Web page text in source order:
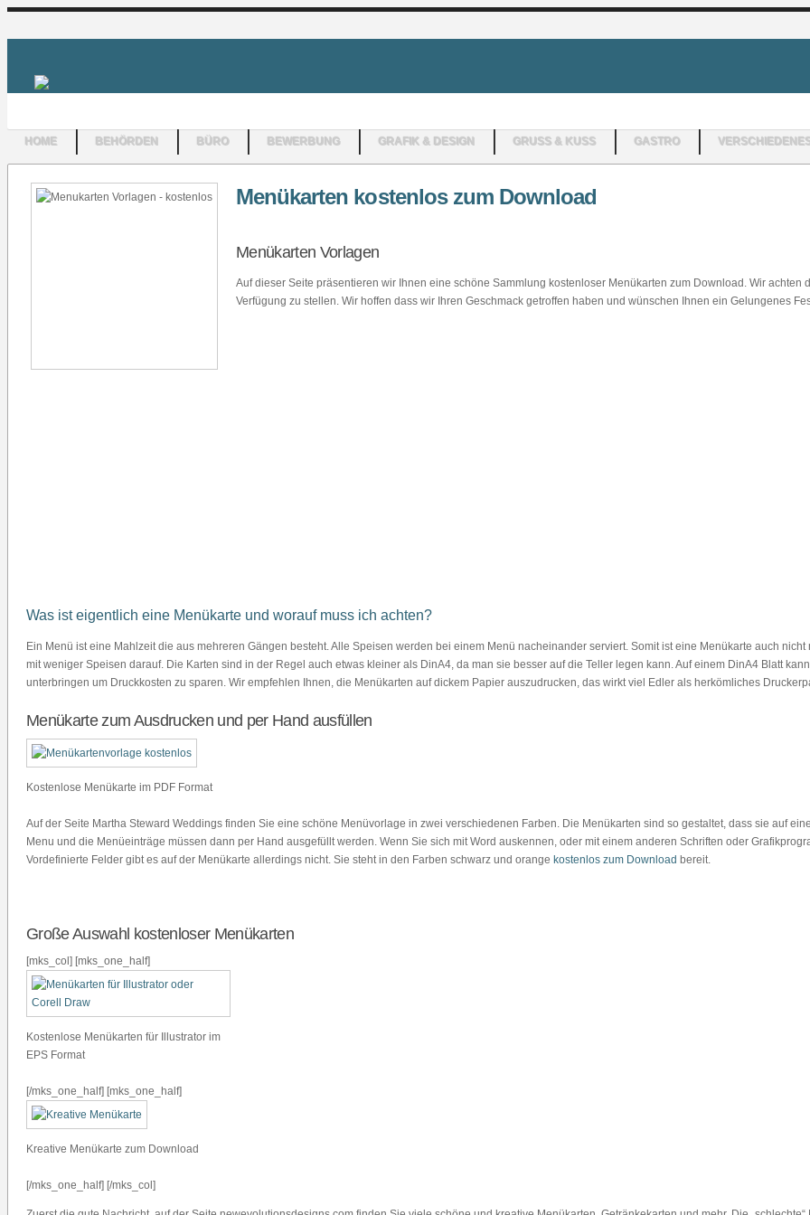
HOME BEHÖRDEN BÜRO BEWERBUNG GRAFIK & DESIGN GRUSS & KUSS GASTRO
Menükarten kostenlos zum Download
Menükarten Vorlagen
Auf dieser Seite präsentieren wir Ihnen eine schöne Sammlung kostenloser Menükarten zum Download. Wir
Verfügung zu stellen. Wir hoffen dass wir Ihren Geschmack getroffen haben und wünschen Ihnen ein Gelungenes
Was ist eigentlich eine Menükarte und worauf muss ich achten?
Ein Menü ist eine Mahlzeit die aus mehreren Gängen besteht. Alle Speisen werden bei einem Menü nacheinander serviert. Somit ist eine Menükarte auch
mit weniger Speisen darauf. Die Karten sind in der Regel auch etwas kleiner als DinA4, da man sie besser auf die Teller legen kann. Auf einem DinA4 Blatt
unterbringen um Druckkosten zu sparen. Wir empfehlen Ihnen, die Menükarten auf dickem Papier auszudrucken, das wirkt viel Edler als herkömliches
Menükarte zum Ausdrucken und per Hand ausfüllen
Kostenlose Menükarte im PDF Format
Auf der Seite Martha Steward Weddings finden Sie eine schöne Menüvorlage in zwei verschiedenen Farben. Die Menükarten sind so gestaltet, dass sie auf
Menu und die Menüeinträge müssen dann per Hand ausgefüllt werden. Wenn Sie sich mit Word auskennen, oder mit einem anderen Schriften oder
Vordefinierte Felder gibt es auf der Menükarte allerdings nicht. Sie steht in den Farben schwarz und orange kostenlos zum Download bereit.
Große Auswahl kostenloser Menükarten
[mks_col] [mks_one_half]
Kostenlose Menükarten für Illustrator im
EPS Format
[/mks_one_half] [mks_one_half]
Kreative Menükarte zum Download
[/mks_one_half] [/mks_col]